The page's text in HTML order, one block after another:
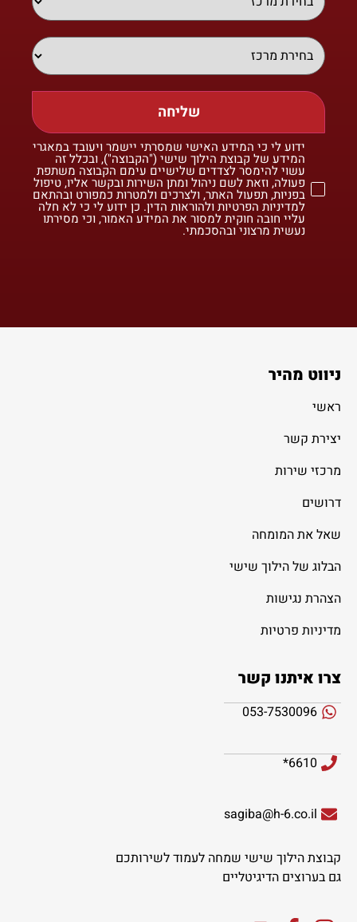
שליחה
ידוע לי כי המידע האישי שמסרתי יישמר ויעובד במאגרי
המידע של קבוצת הילוך שישי ("הקבוצה"), ובכלל זה
עשוי להימסר לצדדים שלישיים עימם הקבוצה משתפת
פעולה, וזאת לשם ניהול ומתן השירות ובקשר אליו, טיפול
בפניות, תפעול האתר, ולצרכים ולמטרות כמפורט ובהתאם
למדיניות הפרטיות ולהוראות הדין. כן ידוע לי כי לא חלה
עליי חובה חוקית למסור את המידע האמור, וכי מסירתו
נעשית מרצוני ובהסכמתי.
ניווט מהיר
ראשי
יצירת קשר
מרכזי שירות
דרושים
שאל את המומחה
הבלוג של הילוך שישי
הצהרת נגישות
מדיניות פרטיות
צרו איתנו קשר
053-7530096
6610*
sagiba@h-6.co.il
קבוצת הילוך שישי שמחה לעמוד לשירותכם
גם בערוצים הדיגיטליים